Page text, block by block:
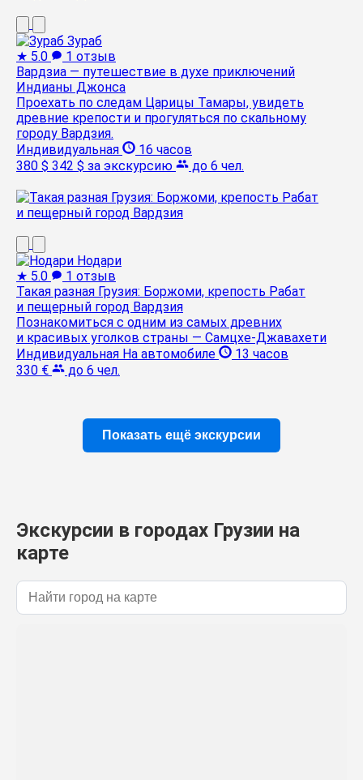
Зураб
★ 5.0
1 отзыв
Вардзиа — путешествие в духе приключений
Индианы Джонса
Проехать по следам Царицы Тамары, увидеть
древние крепости и прогуляться по скальному
городу Вардзия.
Индивидуальная
16 часов
380 $ 342 $ за экскурсию до 6 чел.
Нодари
★ 5.0
1 отзыв
Такая разная Грузия: Боржоми, крепость Рабат
и пещерный город Вардзия
Познакомиться с одним из самых древних
и красивых уголков страны — Самцхе-Джавахети
Индивидуальная На автомобиле
13 часов
330 €
до 6 чел.
Показать ещё экскурсии
Экскурсии в городах Грузии на
карте